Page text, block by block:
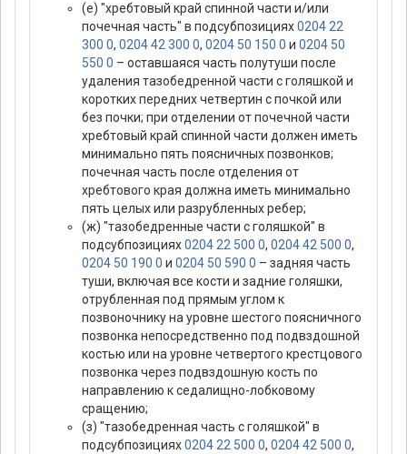
(е) "хребтовый край спинной части и/или
почечная часть" в подсубпозициях0204 22
300 0, 0204 42 300 0, 0204 50 150 0 и 0204 50
550 0 – оставшаяся часть полутуши после
удаления тазобедренной части с голяшкой и
коротких передних четвертин с почкой или
без почки; при отделении от почечной части
хребтовый край спинной части должен иметь
минимально пять поясничных позвонков;
почечная часть после отделения от
хребтового края должна иметь минимально
пять целых или разрубленных ребер;
(ж) "тазобедренные части с голяшкой" в
подсубпозициях0204 22 500 0, 0204 42 500 0,
0204 50 190 0 и 0204 50 590 0 – задняя часть
туши, включая все кости и задние голяшки,
отрубленная под прямым углом к
позвоночнику на уровне шестого поясничного
позвонка непосредственно под подвздошной
костью или на уровне четвертого крестцового
позвонка через подвздошную кость по
направлению к седалищно-лобковому
сращению;
(з) "тазобедренная часть с голяшкой" в
подсубпозициях0204 22 500 0, 0204 42 500 0,